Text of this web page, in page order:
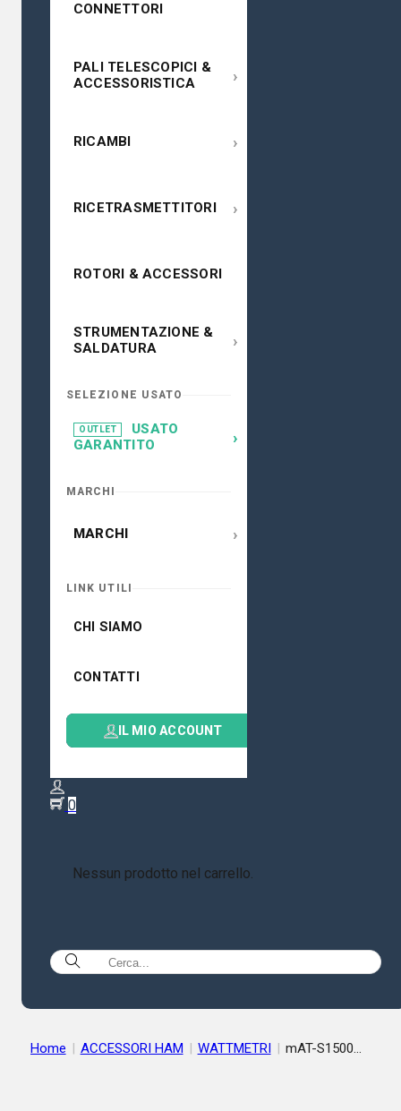
CONNETTORI
PALI TELESCOPICI &
ACCESSORISTICA
›
RICAMBI ›
RICETRASMETTITORI ›
ROTORI & ACCESSORI
STRUMENTAZIONE &
SALDATURA
›
SELEZIONE USATO
OUTLET
USATO
GARANTITO
›
MARCHI
MARCHI ›
LINK UTILI
CHI SIAMO
CONTATTI
IL MIO ACCOUNT
0
Nessun prodotto nel carrello.
Home | ACCESSORI HAM | WATTMETRI | mAT-S1500